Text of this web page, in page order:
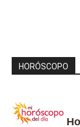
HORÓSCOPO